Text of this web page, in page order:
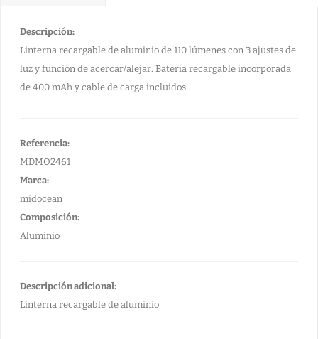
Descripción:
Linterna recargable de aluminio de 110 lúmenes con 3 ajustes de
luz y función de acercar/alejar. Batería recargable incorporada
de 400 mAh y cable de carga incluidos.
Referencia:
MDMO2461
Marca:
midocean
Composición:
Aluminio
Descripción adicional:
Linterna recargable de aluminio